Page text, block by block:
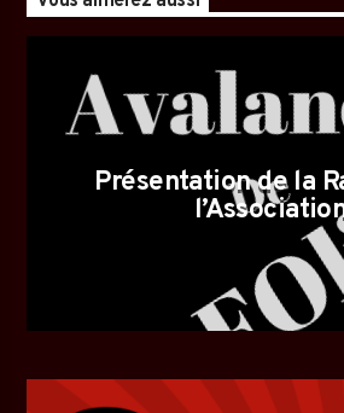
Présentation de la